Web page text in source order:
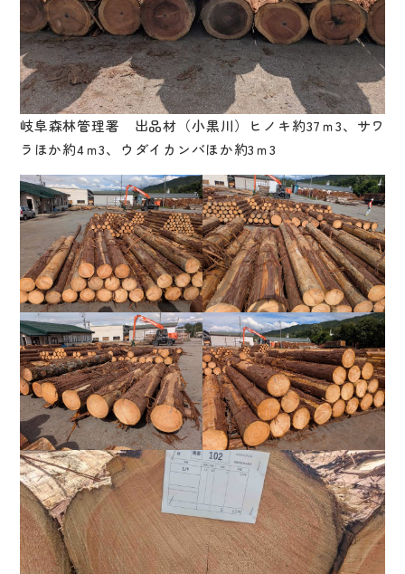
岐阜森林管理署 出品材（小黒川）ヒノキ約37ｍ3、サワ
ラほか約4ｍ3、ウダイカンバほか約3ｍ3